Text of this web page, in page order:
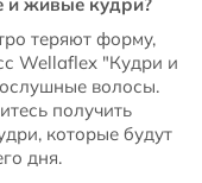
теряют форму,
Wellaflex "Кудри и
волосы.
получить
которые будут
дня.